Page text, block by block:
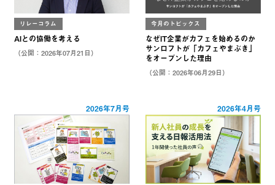
リレーコラム
AIとの協働を考える
（公開：2026年07月21日）
今月のトピックス
なぜIT企業がカフェを始めるのか
サンロフトが「カフェやまぶき」
をオープンした理由
（公開：2026年06月29日）
2026年7月号 2026年4月号